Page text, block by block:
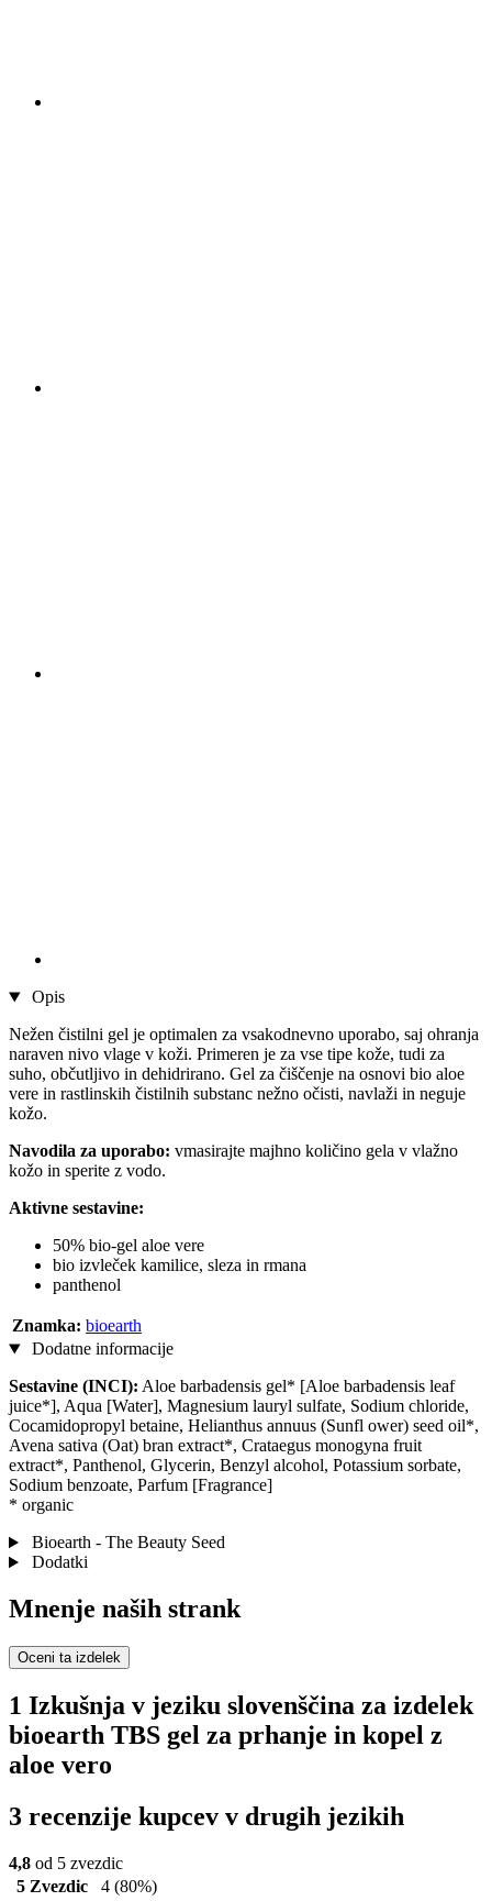
Opis
Nežen čistilni gel je optimalen za vsakodnevno uporabo, saj ohranja
naraven nivo vlage v koži. Primeren je za vse tipe kože, tudi za
suho, občutljivo in dehidrirano. Gel za čiščenje na osnovi bio aloe
vere in rastlinskih čistilnih substanc nežno očisti, navlaži in neguje
kožo.
Navodila za uporabo: vmasirajte majhno količino gela v vlažno
kožo in sperite z vodo.
Aktivne sestavine:
50% bio-gel aloe vere
bio izvleček kamilice, sleza in rmana
panthenol
Znamka: bioearth
Dodatne informacije
Sestavine (INCI): Aloe barbadensis gel* [Aloe barbadensis leaf
juice*], Aqua [Water], Magnesium lauryl sulfate, Sodium chloride,
Cocamidopropyl betaine, Helianthus annuus (Sunfl ower) seed oil*,
Avena sativa (Oat) bran extract*, Crataegus monogyna fruit
extract*, Panthenol, Glycerin, Benzyl alcohol, Potassium sorbate,
Sodium benzoate, Parfum [Fragrance]
* organic
Bioearth - The Beauty Seed
Dodatki
Mnenje naših strank
Oceni ta izdelek
1 Izkušnja v jeziku slovenščina za izdelek
bioearth TBS gel za prhanje in kopel z
aloe vero
3 recenzije kupcev v drugih jezikih
4,8 od 5 zvezdic
5 Zvezdic
4 (80%)